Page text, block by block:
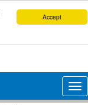
Accept